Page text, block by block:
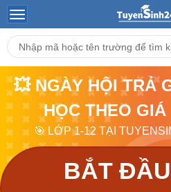
💥 NGÀY HỘI TRẢ
HỌC THEO GIÁ
🎯 LỚP 1-12 TẠI
BẮT